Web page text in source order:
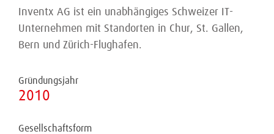
Inventx AG ist ein unabhängiges Schweizer IT-
Unternehmen mit Standorten in Chur, St. Gallen,
Bern und Zürich-Flughafen.
Gründungsjahr
2010
Gesellschaftsform